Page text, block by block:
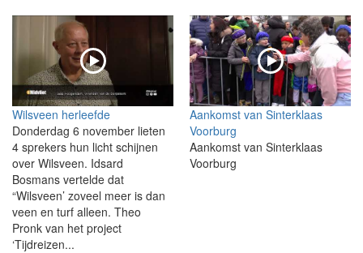
Wilsveen herleefde
Donderdag 6 november lieten
4 sprekers hun licht schijnen
over Wilsveen. Idsard
Bosmans vertelde dat
“Wilsveen’ zoveel meer is dan
veen en turf alleen. Theo
Pronk van het project
‘Tijdreizen...
Aankomst van Sinterklaas
Voorburg
Aankomst van Sinterklaas
Voorburg